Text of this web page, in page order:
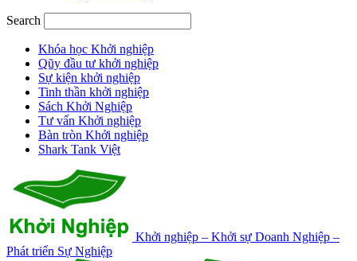
Search
Khóa học Khởi nghiệp
Qũy đầu tư khởi nghiệp
Sự kiện khởi nghiệp
Tinh thần khởi nghiệp
Sách Khởi Nghiệp
Tư vấn Khởi nghiệp
Bàn tròn Khởi nghiệp
Shark Tank Việt
Khởi nghiệp – Khởi sự Doanh Nghiệp –
Phát triển Sự Nghiệp